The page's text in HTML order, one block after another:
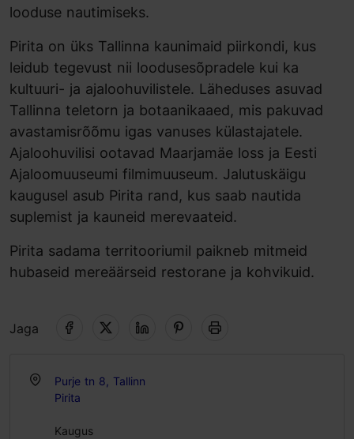
looduse nautimiseks.
Pirita on üks Tallinna kaunimaid piirkondi, kus
leidub tegevust nii loodusesõpradele kui ka
kultuuri- ja ajaloohuvilistele. Läheduses asuvad
Tallinna teletorn ja botaanikaaed, mis pakuvad
avastamisrõõmu igas vanuses külastajatele.
Ajaloohuvilisi ootavad Maarjamäe loss ja Eesti
Ajaloomuuseumi filmimuuseum. Jalutuskäigu
kaugusel asub Pirita rand, kus saab nautida
suplemist ja kauneid merevaateid.
Pirita sadama territooriumil paikneb mitmeid
hubaseid mereäärseid restorane ja kohvikuid.
Jaga
Purje tn 8, Tallinn
Pirita
Kaugus